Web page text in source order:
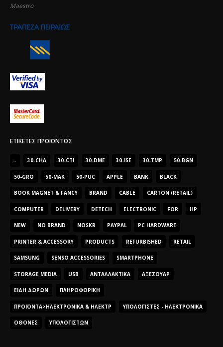
Maestro
ΕΤΙΚΈΤΕΣ ΠΡΟΪΌΝΤΟΣ
- 30-CHA 30-CTI 30-DME 30-ISE 30-TMP 50-BGN
50-GRO 50-MAK 50-PUC APPLE BANK BLACK
BOOK MAGNET & FANCY BRAND CABLE CARTON (RETAIL)
COMPUTER DELIVERY DETECH ELECTRONIC FOR HP
NEW NO BRAND NOSKR PAYPAL PC HARDWARE
PRINTER & ACCESSORY PRODUCTS REFURBISHED RETAIL
SAMSUNG SENSO ACCESSORIES SMARTPHONE
STORAGE MEDIA USB ΑΝΤΑΛΛΑΚΤΙΚΆ ΑΞΕΣΟΥΆΡ
ΕΊΔΗ ΔΏΡΩΝ ΠΛΗΡΟΦΟΡΙΚΉ
ΠΡΟΪΌΝΤΑ>ΗΛΕΚΤΡΟΝΙΚΆ & ΗΛΕΚΤΡ ΥΠΟΛΟΓΙΣΤΈΣ - ΗΛΕΚΤΡΟΝΙΚΆ
ΟΘΌΝΕΣ ΥΠΟΛΟΓΙΣΤΏΝ